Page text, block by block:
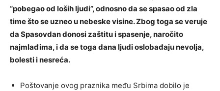
“pobegao od loših ljudi”, odnosno da se spasao od zla
time što se uzneo u nebeske visine. Zbog toga se veruje
da Spasovdan donosi zaštitu i spasenje, naročito
najmlađima, i da se toga dana ljudi oslobađaju nevolja,
bolesti i nesreća.
Poštovanje ovog praznika među Srbima dobilo je